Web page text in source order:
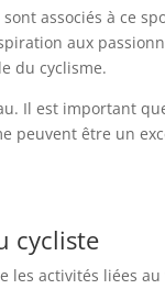
associés à ce
aux
du cyclisme.
Il est important
peuvent être un
cycliste
activités liées